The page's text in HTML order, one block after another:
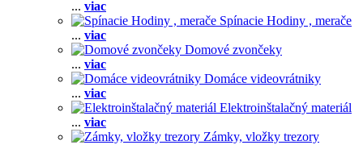
... viac
Spínacie Hodiny , merače
... viac
Domové zvončeky
... viac
Domáce videovrátniky
... viac
Elektroinštalačný materiál
... viac
Zámky, vložky trezory